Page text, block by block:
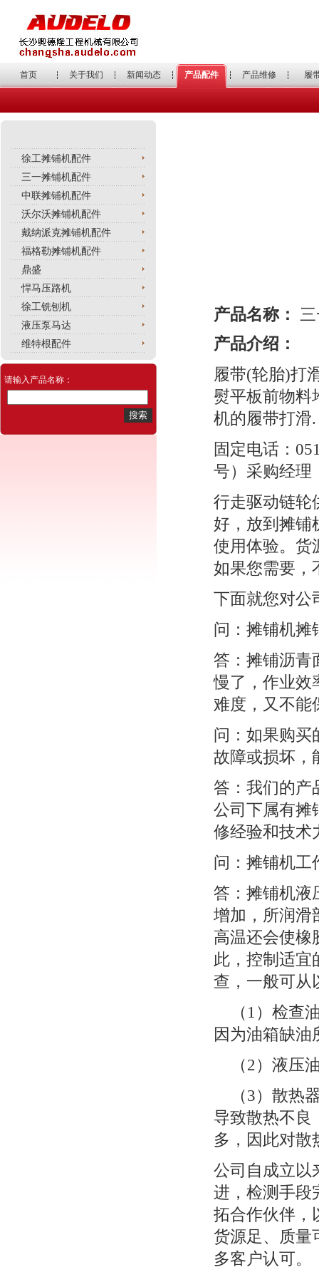
首页 关于我们 新闻动态 产品配件 产品维修 履
徐工摊铺机配件
三一摊铺机配件
中联摊铺机配件
沃尔沃摊铺机配件
戴纳派克摊铺机配件
福格勒摊铺机配件
鼎盛
悍马压路机
徐工铣刨机
液压泵马达
维特根配件
请输入产品名称：
产品名称：
产品介绍：
履带(轮胎)打
熨平板前物料
机的履带打滑.
固定电话：
号）采购经理
行走驱动链轮
好，放到摊铺
使用体验。货
如果您需要，
下面就您对公
问：摊铺机
答：摊铺沥青
慢了，作业效
难度，又不能
问：如果购买
故障或损坏，
答：我们的产
公司下属有摊
修经验和技术
问：摊铺机工
答：摊铺机液
增加，所润滑
高温还会使橡
此，控制适宜
查，一般可从
（1）检查
因为油箱缺
（2）液压
（3）散热
导致散热不良
多，因此对
公司自成立以
进，检测手段
拓合作伙伴，
货源足、质量
多客户认可。